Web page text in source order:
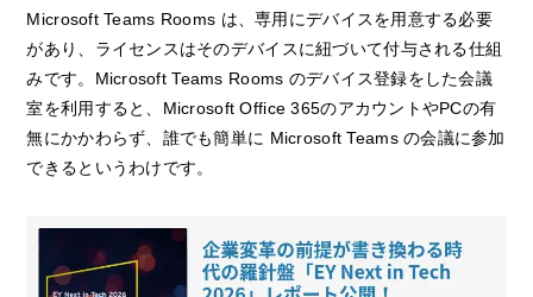
Microsoft Teams Rooms は、専用にデバイスを用意する必要
があり、ライセンスはそのデバイスに紐づいて付与される仕組
みです。Microsoft Teams Rooms のデバイス登録をした会議
室を利用すると、Microsoft Office 365のアカウントやPCの有
無にかかわらず、誰でも簡単に Microsoft Teams の会議に参加
できるというわけです。